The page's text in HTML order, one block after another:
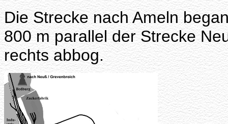
Die Strecke nach Ameln
800 m parallel der Strecke
rechts abbog.